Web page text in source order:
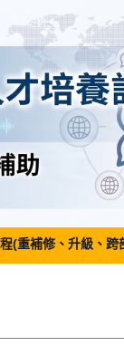
(重補修、升級、跨